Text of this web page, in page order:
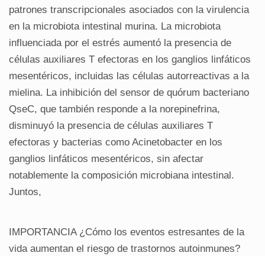
patrones transcripcionales asociados con la virulencia
en la microbiota intestinal murina. La microbiota
influenciada por el estrés aumentó la presencia de
células auxiliares T efectoras en los ganglios linfáticos
mesentéricos, incluidas las células autorreactivas a la
mielina. La inhibición del sensor de quórum bacteriano
QseC, que también responde a la norepinefrina,
disminuyó la presencia de células auxiliares T
efectoras y bacterias como Acinetobacter en los
ganglios linfáticos mesentéricos, sin afectar
notablemente la composición microbiana intestinal.
Juntos,
IMPORTANCIA ¿Cómo los eventos estresantes de la
vida aumentan el riesgo de trastornos autoinmunes?